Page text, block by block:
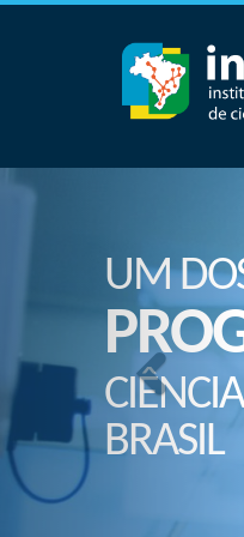
UM
BRASIL